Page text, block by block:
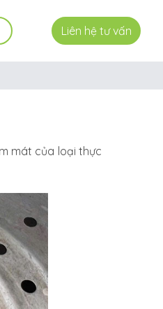
Liên hệ tư vấn
mát của loại thực